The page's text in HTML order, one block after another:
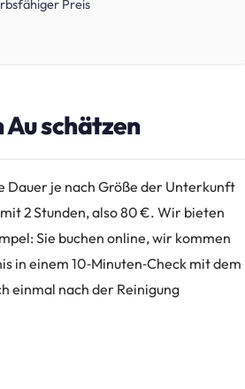
Preis
Au schätzen
Dauer je nach Größe der Unterkunft
2 Stunden, also 80 €. Wir bieten
Sie buchen online, wir kommen
in einem 10‑Minuten‑Check mit dem
einmal nach der Reinigung